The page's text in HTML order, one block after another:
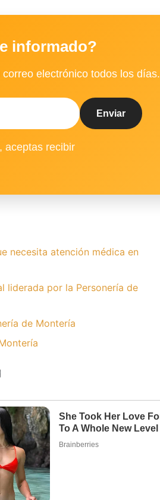
informado?
electrónico todos los días.
aceptas recibir
necesita atención médica en
liderada por la Personería de
de Montería